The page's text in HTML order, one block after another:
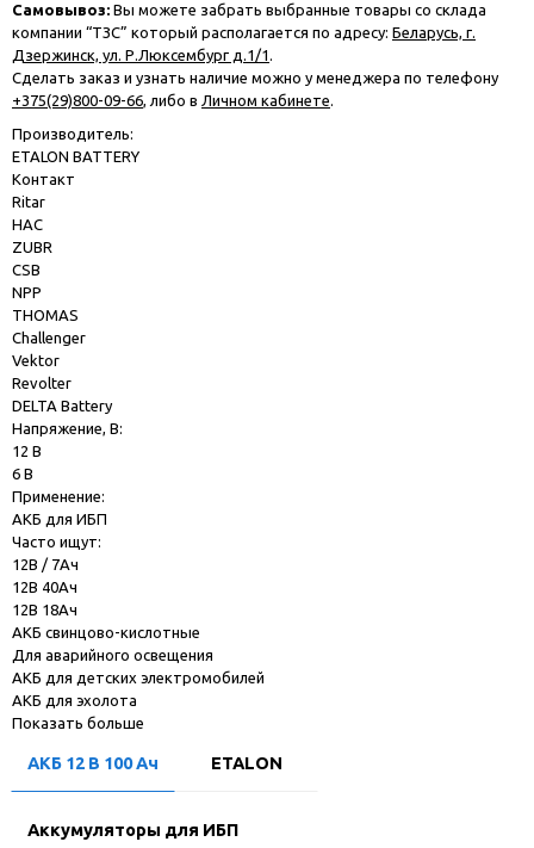
Самовывоз: Вы можете забрать выбранные товары со склада
компании “ТЗС” который располагается по адресу: Беларусь, г.
Дзержинск, ул. Р.Люксембург д.1/1 .
Сделать заказ и узнать наличие можно у менеджера по телефону
+375(29)800-09-66, либо в Личном кабинете.
Производитель:
ETALON BATTERY
Контакт
Ritar
HAC
ZUBR
CSB
NPP
THOMAS
Challenger
Vektor
Revolter
DELTA Battery
Напряжение, В:
12 В
6 В
Применение:
АКБ для ИБП
Часто ищут:
12В / 7Ач
12В 40Ач
12В 18Ач
АКБ свинцово-кислотные
Для аварийного освещения
АКБ для детских электромобилей
АКБ для эхолота
Показать больше
АКБ 12 В 100 Ач ETALON
Аккумуляторы для ИБП